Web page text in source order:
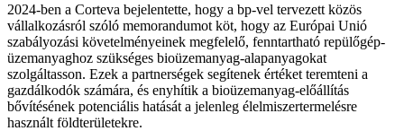
2024-ben a Corteva bejelentette, hogy a bp-vel tervezett közös
vállalkozásról szóló memorandumot köt, hogy az Európai Unió
szabályozási követelményeinek megfelelő, fenntartható repülőgép-
üzemanyaghoz szükséges bioüzemanyag-alapanyagokat
szolgáltasson. Ezek a partnerségek segítenek értéket teremteni a
gazdálkodók számára, és enyhítik a bioüzemanyag-előállítás
bővítésének potenciális hatását a jelenleg élelmiszertermelésre
használt földterületekre.